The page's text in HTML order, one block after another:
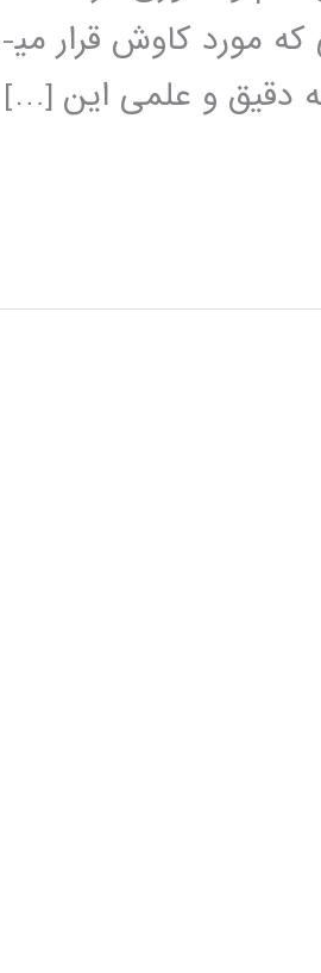
شده­اند. هريک از آنها با توجه به نوع اصلی داده هايی که مورد کاوش قرار مي­
دقيق و علمی اين […]